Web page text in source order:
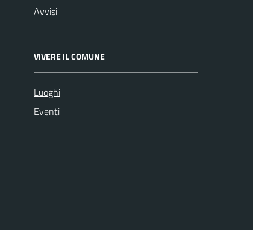
Avvisi
VIVERE IL COMUNE
Luoghi
Eventi